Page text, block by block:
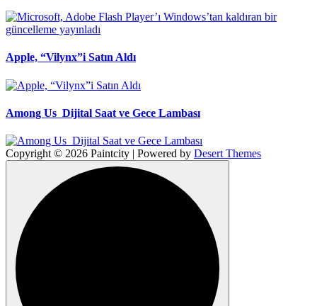
Apple, “Vilynx”i Satın Aldı
Among Us Dijital Saat ve Gece Lambası
Copyright © 2026 Paintcity | Powered by Desert Themes